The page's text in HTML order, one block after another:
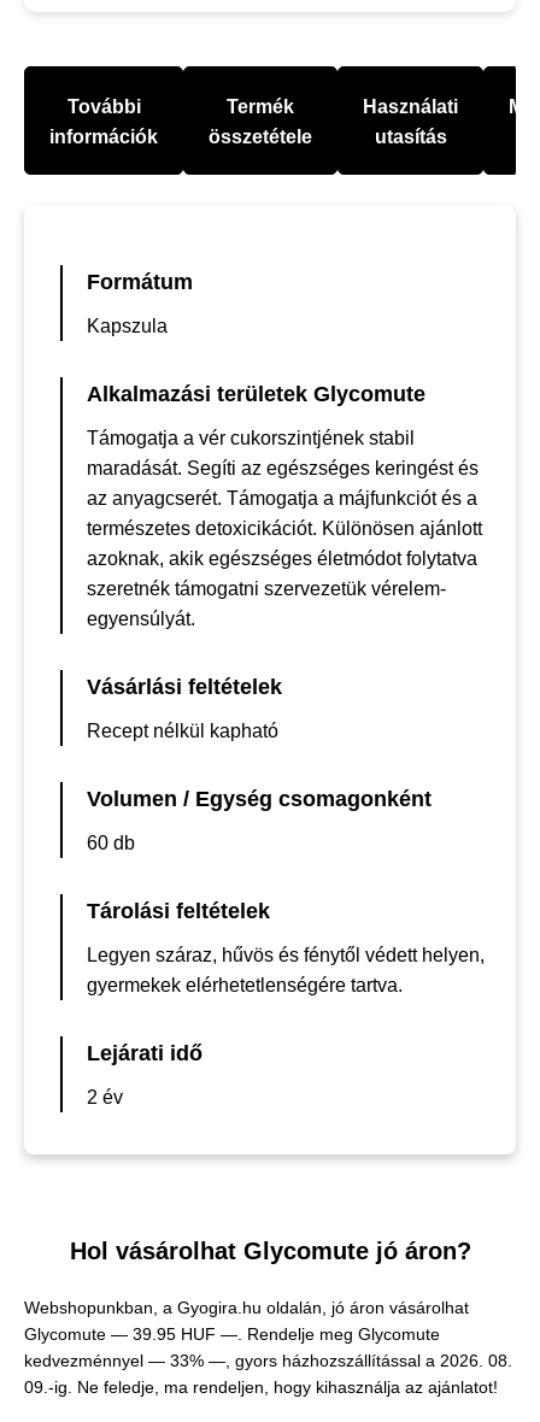
További
információk
Termék
összetétele
Használati
utasítás
Formátum
Kapszula
Alkalmazási területek Glycomute
Támogatja a vér cukorszintjének stabil
maradását. Segíti az egészséges keringést és
az anyagcserét. Támogatja a májfunkciót és a
természetes detoxicikációt. Különösen ajánlott
azoknak, akik egészséges életmódot folytatva
szeretnék támogatni szervezetük vérelem-
egyensúlyát.
Vásárlási feltételek
Recept nélkül kapható
Volumen / Egység csomagonként
60 db
Tárolási feltételek
Legyen száraz, hűvös és fénytől védett helyen,
gyermekek elérhetetlenségére tartva.
Lejárati idő
2 év
Hol vásárolhat Glycomute jó áron?
Webshopunkban, a Gyogira.hu oldalán, jó áron vásárolhat
Glycomute — 39.95 HUF — . Rendelje meg Glycomute
kedvezménnyel — 33% —, gyors házhozszállítással a 2026. 08.
09.-ig. Ne feledje, ma rendeljen, hogy kihasználja az ajánlatot!